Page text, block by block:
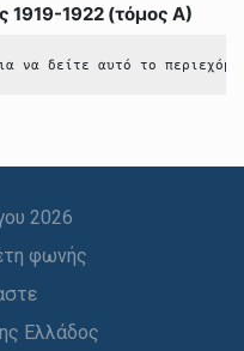
1919-1922 (τόμος Α)
να δείτε αυτό το
2026
φωνής
Ελλάδος